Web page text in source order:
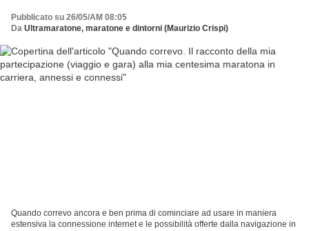
Pubblicato su 26/05/AM 08:05
Da Ultramaratone, maratone e dintorni (Maurizio Crispi)
Quando correvo ancora e ben prima di cominciare ad usare in maniera
estensiva la connessione internet e le possibilità offerte dalla navigazione in